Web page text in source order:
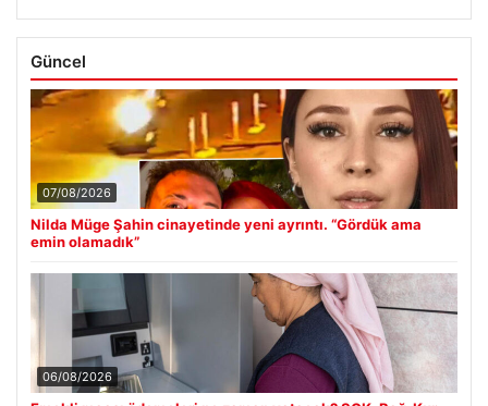
Güncel
07/08/2026
Nilda Müge Şahin cinayetinde yeni ayrıntı. “Gördük ama
emin olamadık”
06/08/2026